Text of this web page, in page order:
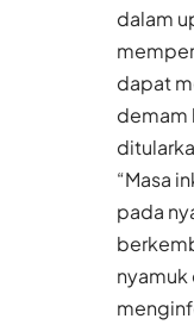
dalam
dapat
demam
“Masa
pada
nyamuk